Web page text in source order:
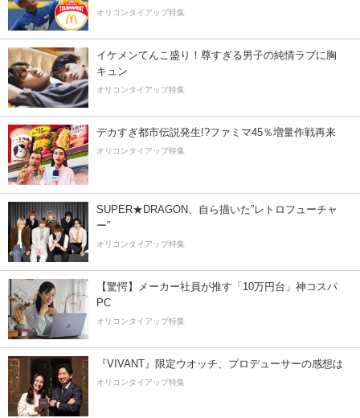
オリコンタイアップ特集
イケメンてんこ盛り！尊すぎる男子の純情ラブに胸
キュン
オリコンタイアップ特集
デカすぎ都市伝説発生!?ファミマ45％増量作戦再来
オリコンタイアップ特集
SUPER★DRAGON、自ら描いた”レトロフューチャ
ー”
オリコンタイアップ特集
【驚愕】メーカー社員が推す「10万円台」神コスパ
PC
オリコンタイアップ特集
『VIVANT』限定ウオッチ、プロデューサーの感想は
オリコンタイアップ特集